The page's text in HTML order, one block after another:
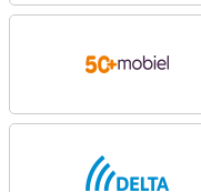
variant. Hij beschikt
slechts 7.4 mm is het
camera’s zijn
Met de Samsung Galaxy